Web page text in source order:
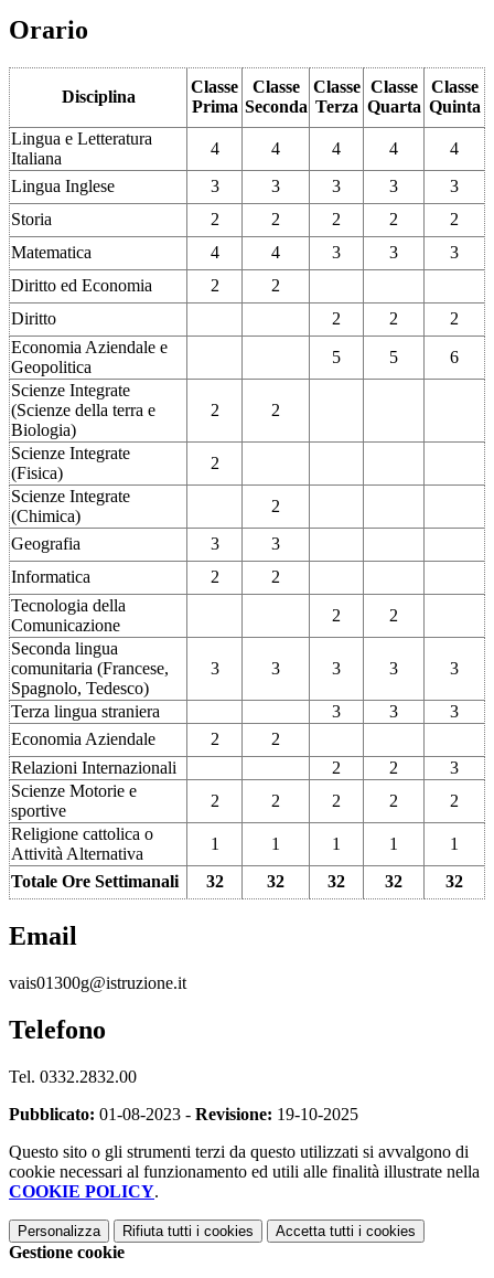
Orario
Disciplina
Classe
Prima
Classe
Seconda
Classe
Terza
Classe
Quarta
Classe
Quinta
Lingua e Letteratura
Italiana
4 4 4 4
4
Lingua Inglese
3 3 3 3
3
Storia
2 2 2 2
2
Matematica
4 4 3 3
3
Diritto ed Economia
2
2
Diritto
2 2
2
Economia Aziendale e
Geopolitica
5 5
6
Scienze Integrate
(Scienze della terra e
Biologia)
2 2
Scienze Integrate
(Fisica)
2
Scienze Integrate
(Chimica)
2
Geografia
3
3
Informatica
2
2
Tecnologia della
Comunicazione
2
2
Seconda lingua
comunitaria (Francese,
Spagnolo, Tedesco)
3 3 3 3 3
Terza lingua straniera 3 3
3
Economia Aziendale
2
2
Relazioni Internazionali
2 2
3
Scienze Motorie e
sportive
2 2 2 2
2
Religione cattolica o
Attività Alternativa
1 1 1 1
1
Totale Ore Settimanali
32 32 32 32 32
Email
vais01300g@istruzione.it
Telefono
Tel. 0332.2832.00
Pubblicato: 01-08-2023 - Revisione: 19-10-2025
Questo sito o gli strumenti terzi da questo utilizzati si avvalgono di
cookie necessari al funzionamento ed utili alle finalità illustrate nella
COOKIE POLICY.
Personalizza Rifiuta tutti i cookies Accetta tutti i cookies
Gestione cookie